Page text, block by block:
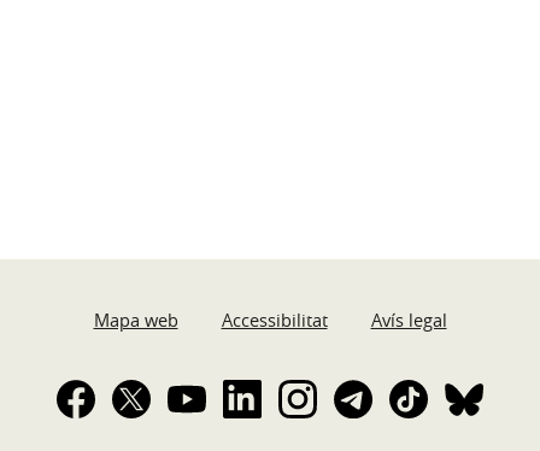
Mapa web Accessibilitat Avís legal